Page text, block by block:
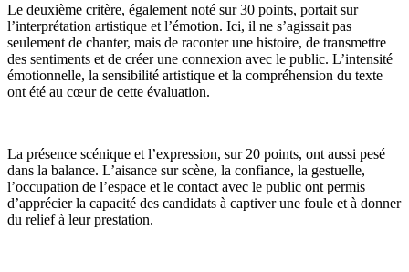
Le deuxième critère, également noté sur 30 points, portait sur
l’interprétation artistique et l’émotion. Ici, il ne s’agissait pas
seulement de chanter, mais de raconter une histoire, de transmettre
des sentiments et de créer une connexion avec le public. L’intensité
émotionnelle, la sensibilité artistique et la compréhension du texte
ont été au cœur de cette évaluation.
La présence scénique et l’expression, sur 20 points, ont aussi pesé
dans la balance. L’aisance sur scène, la confiance, la gestuelle,
l’occupation de l’espace et le contact avec le public ont permis
d’apprécier la capacité des candidats à captiver une foule et à donner
du relief à leur prestation.